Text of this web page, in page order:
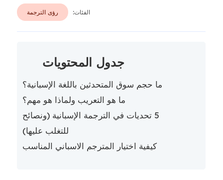
الفئات: رؤى الترجمة
جدول المحتويات
ما حجم سوق المتحدثين باللغة الإسبانية؟
ما هو التعريب ولماذا هو مهم؟
5 تحديات في الترجمة الإسبانية (ونصائح
للتغلب عليها)
كيفية اختيار المترجم الاسباني المناسب